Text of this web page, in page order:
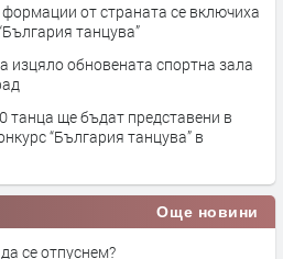
от страната се включиха
танцува”
изцяло обновената спортна зала
ще бъдат представени в
“България танцува” в
Още новини
се отпуснем?